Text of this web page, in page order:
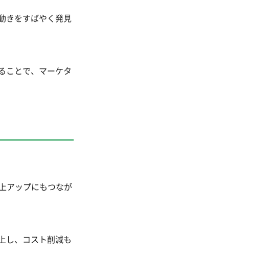
きをすばやく発見
ことで、マーケタ
アップにもつなが
し、コスト削減も